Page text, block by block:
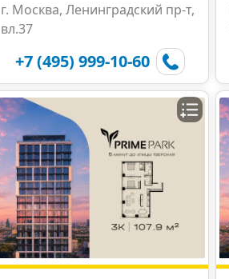
г. Москва, Ленинградский пр-т,
вл.37
+7 (495) 999-10-60